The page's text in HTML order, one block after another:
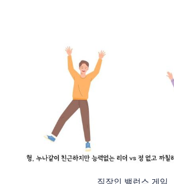
직장인 밸런스 게임